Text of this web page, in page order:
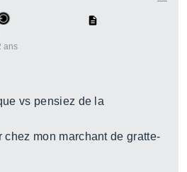
ans
vs pensiez de la
mon marchant de gratte-